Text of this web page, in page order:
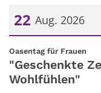
22 Aug. 2026
Datum: 22. August
Oasentag für Frauen
"Geschenkte
Wohlfühlen"